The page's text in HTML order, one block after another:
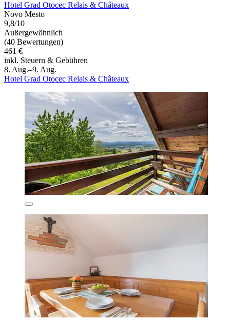
Hotel Grad Otocec Relais & Châteaux
Novo Mesto
9,8/10
Außergewöhnlich
(40 Bewertungen)
461 €
inkl. Steuern & Gebühren
8. Aug.–9. Aug.
Hotel Grad Otocec Relais & Châteaux